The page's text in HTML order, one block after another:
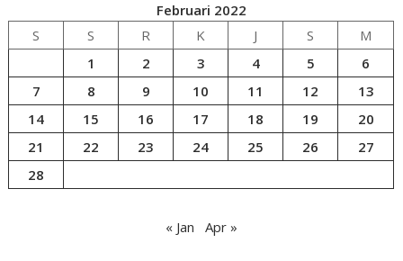
Februari 2022
S
S R K J S
M
1
2 3 4 5
6
7
8 9 10 11 12
13
14
15 16 17 18 19
20
21
22 23 24 25 26
27
28
« Jan Apr »